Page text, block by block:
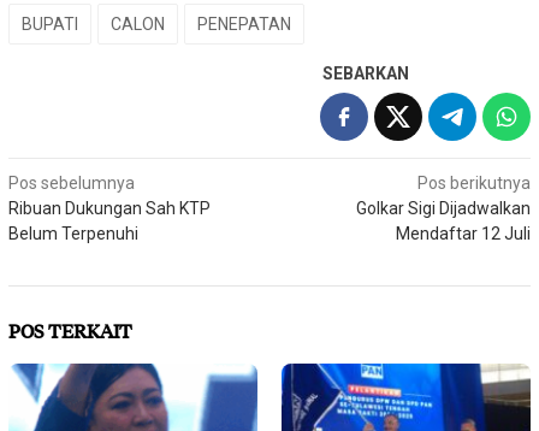
BUPATI CALON PENEPATAN
SEBARKAN
Navigasi
pos
Pos sebelumnya
Ribuan Dukungan Sah KTP
Belum Terpenuhi
Pos berikutnya
Golkar Sigi Dijadwalkan
Mendaftar 12 Juli
POS TERKAIT